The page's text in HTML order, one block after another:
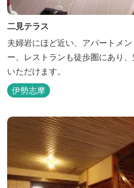
二見テラス
夫婦岩にほど近い、アパートメ
ー、レストランも徒歩圏にあり
いただけます。
伊勢志摩